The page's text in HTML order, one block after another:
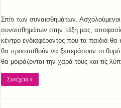
Σπίτι των συναισθημάτων.
συναισθημάτων στην τάξη μας,
κέντρο ενδιαφέροντος που τα παιδιά
θα προσπαθούν να ξεπεράσουν το θυμό
θα μοιράζονται την χαρά τους και τις
Συνέχεια »